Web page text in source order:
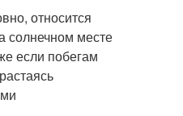
относится
солнечном месте
если побегам